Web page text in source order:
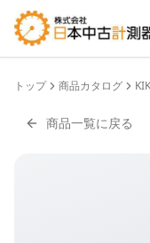
トップ 商品カタログ
商品一覧に戻る